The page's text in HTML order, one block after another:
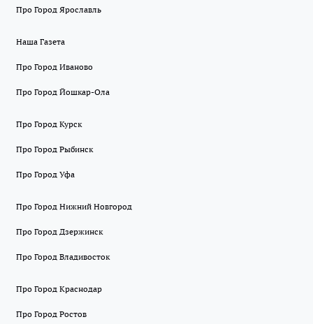
Про Город Ярославль
Наша Газета
Про Город Иваново
Про Город Йошкар-Ола
Про Город Курск
Про Город Рыбинск
Про Город Уфа
Про Город Нижний Новгород
Про Город Дзержинск
Про Город Владивосток
Про Город Краснодар
Про Город Ростов